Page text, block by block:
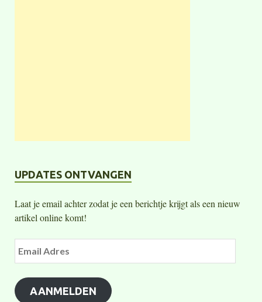
UPDATES ONTVANGEN
Laat je email achter zodat je een berichtje krijgt als een nieuw
artikel online komt!
AANMELDEN